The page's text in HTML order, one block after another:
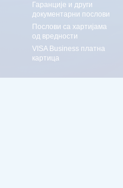
Гаранције и други
документарни послови
Послови са хартијама
од вредности
VISA Business платна
картица